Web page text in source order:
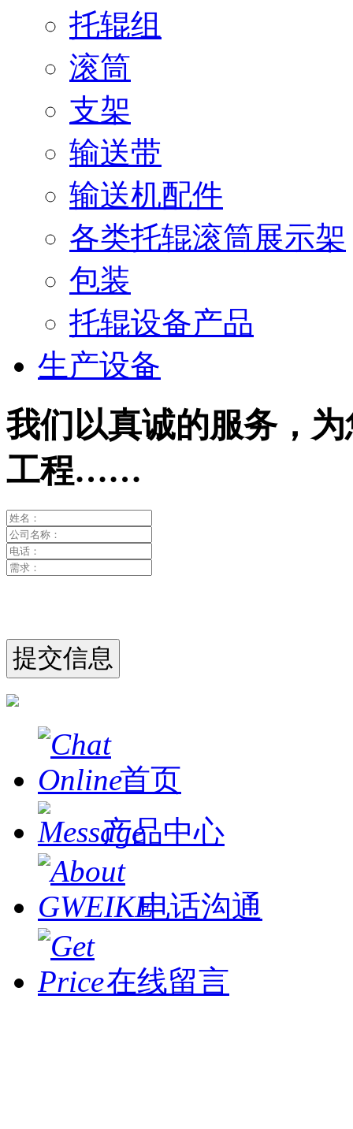
托辊组
滚筒
支架
输送带
输送机配件
各类托辊滚筒展示架
包装
托辊设备产品
生产设备
我们以真诚的服务，
工程……
首页
产品中心
电话沟通
在线留言